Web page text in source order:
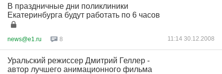
В праздничные дни поликлиники
Екатеринбурга будут работать по 6 часов
news@e1.ru 8 11:14 30.12.2008
Уральский режиссер Дмитрий Геллер -
автор лучшего анимационного фильма